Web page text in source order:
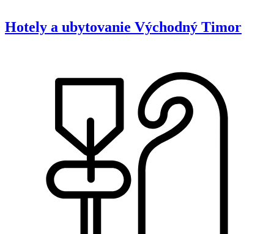
Hotely a ubytovanie Východný Timor